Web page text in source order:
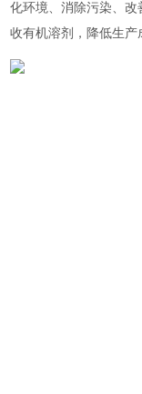
化环境、消除污染、
收有机溶剂，降低生产